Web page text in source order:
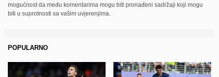
mogućnost da među komentarima mogu biti pronađeni sadržaji koji mogu
biti u suprotnosti sa vašim uvjerenjima.
POPULARNO